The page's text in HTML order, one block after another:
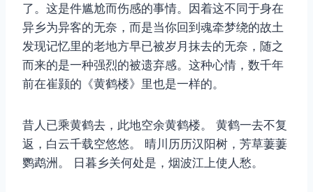
了。这是件尴尬而伤感的事情。因着这不同于身在
异乡为异客的无奈，而是当你回到魂牵梦绕的故土
发现记忆里的老地方早已被岁月抹去的无奈，随之
而来的是一种强烈的被遗弃感。这种心情，数千年
前在崔颢的《黄鹤楼》里也是一样的。
昔人已乘黄鹤去，此地空余黄鹤楼。 黄鹤一去不复
返，白云千载空悠悠。 晴川历历汉阳树，芳草萋萋
鹦鹉洲。 日暮乡关何处是，烟波江上使人愁。